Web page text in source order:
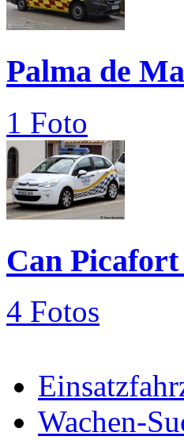
Palma de
1 Foto
Can Picafort
4 Fotos
Wachen-